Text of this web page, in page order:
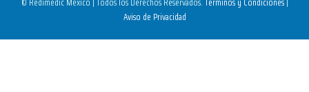
Aviso de Privacidad